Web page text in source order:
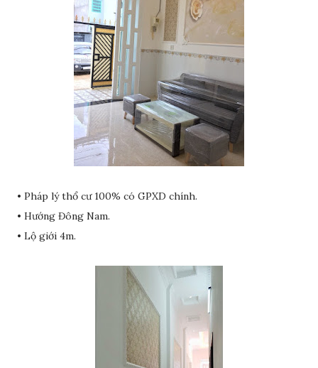
• Pháp lý thổ cư 100% có GPXD chính.
• Hướng Đông Nam.
• Lộ giới 4m.